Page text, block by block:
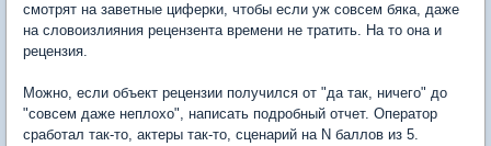
смотрят на заветные циферки, чтобы если уж совсем бяка, даже
на словоизлияния рецензента времени не тратить. На то она и
рецензия.
Можно, если объект рецензии получился от "да так, ничего" до
"совсем даже неплохо", написать подробный отчет. Оператор
сработал так-то, актеры так-то, сценарий на N баллов из 5.